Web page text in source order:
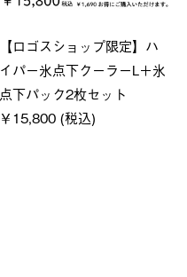
【ロゴスショップ限定】ハ
イパー氷点下クーラーL＋氷
点下パック2枚セット
￥15,800 (税込)